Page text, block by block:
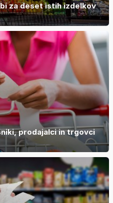
za deset istih izdelkov
prodajalci in trgovci